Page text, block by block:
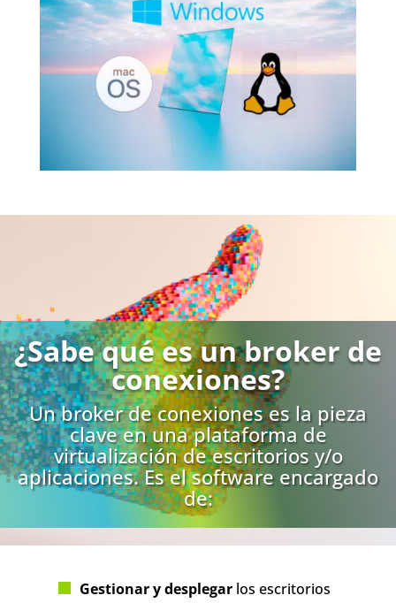
¿Sabe qué es un broker de
conexiones?
Un broker de conexiones es la pieza
clave en una plataforma de
virtualización de escritorios y/o
aplicaciones. Es el software encargado
de:
Gestionar y desplegar los escritorios